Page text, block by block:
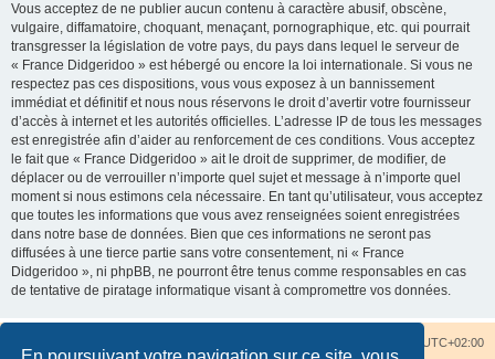
Vous acceptez de ne publier aucun contenu à caractère abusif, obscène,
vulgaire, diffamatoire, choquant, menaçant, pornographique, etc. qui pourrait
transgresser la législation de votre pays, du pays dans lequel le serveur de
« France Didgeridoo » est hébergé ou encore la loi internationale. Si vous ne
respectez pas ces dispositions, vous vous exposez à un bannissement
immédiat et définitif et nous nous réservons le droit d’avertir votre fournisseur
d’accès à internet et les autorités officielles. L’adresse IP de tous les messages
est enregistrée afin d’aider au renforcement de ces conditions. Vous acceptez
le fait que « France Didgeridoo » ait le droit de supprimer, de modifier, de
déplacer ou de verrouiller n’importe quel sujet et message à n’importe quel
moment si nous estimons cela nécessaire. En tant qu’utilisateur, vous acceptez
que toutes les informations que vous avez renseignées soient enregistrées
dans notre base de données. Bien que ces informations ne seront pas
diffusées à une tierce partie sans votre consentement, ni « France
Didgeridoo », ni phpBB, ne pourront être tenus comme responsables en cas
de tentative de piratage informatique visant à compromettre vos données.
UTC+02:00